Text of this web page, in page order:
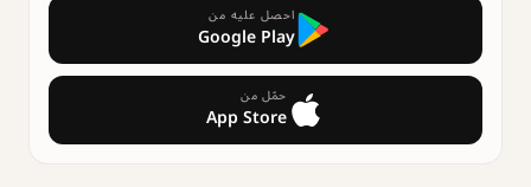
احصل عليه من
Google Play
حمّل من
App Store